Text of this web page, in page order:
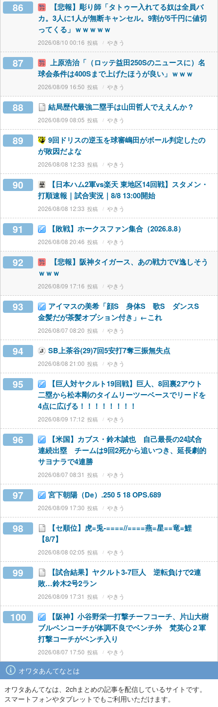
86
【悲報】彫り師「タトゥー入れてる奴は全員バ
カ。3人に1人が無断キャンセル。9割が5千円に値切
ってくる」ｗｗｗｗｗ
2026/08/10 00:16 やきう
87
上原浩治「（ロッテ益田250Sのニュースに）名
球会条件は400Sまで上げたほうが良い」ｗｗｗ
2026/08/09 16:50 やきう
88 結局歴代最強二塁手は山田哲人でええんか？
2026/08/09 08:05 やきう
89
9回ドリスの逆玉を球審嶋田がボール判定したの
が敗因だよな
2026/08/08 12:33 やきう
90
【日本ハム2軍vs楽天 東地区14回戦】スタメン・
打順速報｜試合実況｜8/8 13:00開始
2026/08/08 12:33 やきう
91 【敗戦】ホークスファン集合（2026.8.8）
2026/08/08 20:46 やきう
92
【悲報】阪神タイガース、あの戦力でV逸しそう
ｗｗｗ
2026/08/09 17:16 やきう
93
アイマスの美希「顔S 身体S 歌S ダンスS
金髪だが茶髪オプション付き」←これ
2026/08/07 08:20 やきう
94 SB上茶谷(29)7回5安打7奪三振無失点
2026/08/08 21:00 やきう
95
【巨人対ヤクルト19回戦】巨人、8回裏2アウト
二塁から松本剛のタイムリーツーベースでリードを
4点に広げる！！！！！！！！
2026/08/09 17:12 やきう
96
【米国】カブス・鈴木誠也 自己最長の24試合
連続出塁 チームは9回2死から追いつき、延長劇的
サヨナラで4連勝
2026/08/07 08:31 やきう
97 宮下朝陽（De）.250 5 18 OPS.689
2026/08/09 17:30 やきう
98
【セ順位】虎=兎-====//====燕=星==竜=鯉
【8/7】
2026/08/08 02:05 やきう
99
【試合結果】ヤクルト3-7巨人 逆転負けで2連
敗…鈴木2号2ラン
2026/08/09 17:31 やきう
100
【阪神】小谷野栄一打撃チーフコーチ、片山大樹
ブルペンコーチが体調不良でベンチ外 梵英心２軍
打撃コーチがベンチ入り
2026/08/07 17:50 やきう
オワタあんてなとは
オワタあんてなは、2chまとめの記事を配信しているサイトです。
スマートフォンやタブレットでもご利用いただけます。